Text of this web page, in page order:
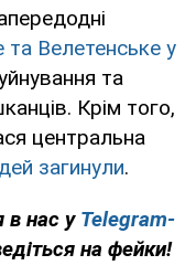
та Велетенське у
та
Крім того,
центральна
загинули.
в нас у Telegram-
на фейки!